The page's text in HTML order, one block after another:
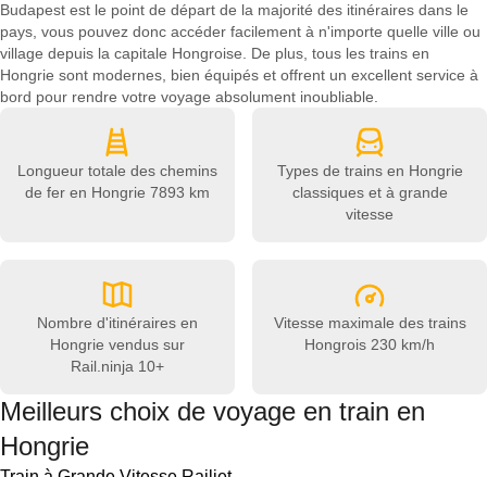
Budapest est le point de départ de la majorité des itinéraires dans le
pays, vous pouvez donc accéder facilement à n'importe quelle ville ou
village depuis la capitale Hongroise. De plus, tous les trains en
Hongrie sont modernes, bien équipés et offrent un excellent service à
bord pour rendre votre voyage absolument inoubliable.
Longueur totale des chemins
de fer en Hongrie 7893 km
Types de trains en Hongrie
classiques et à grande
vitesse
Nombre d'itinéraires en
Hongrie vendus sur
Rail.ninja 10+
Vitesse maximale des trains
Hongrois 230 km/h
Meilleurs choix de voyage en train en
Hongrie